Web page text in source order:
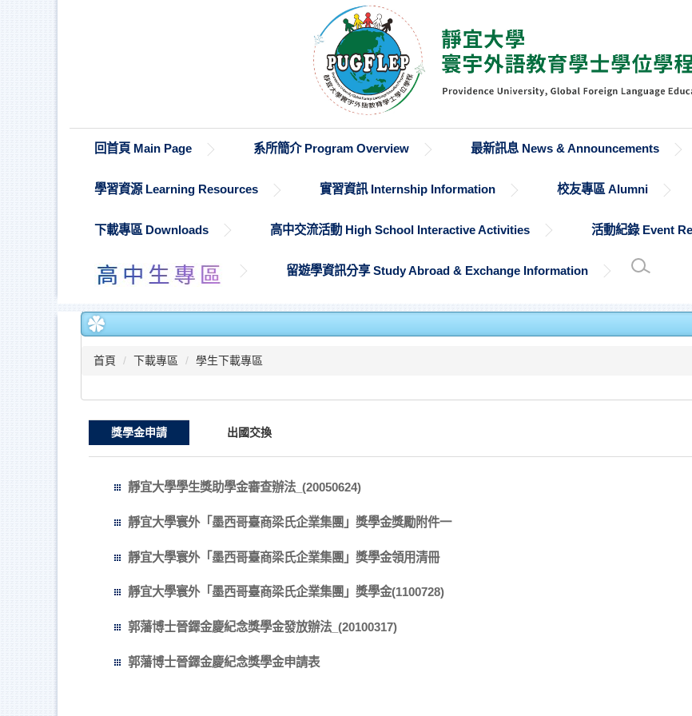
回首頁 Main Page 系所簡介 Program Overview 最新訊息 News & Announcements
學習資源 Learning Resources 實習資訊 Internship Information 校友專區 Alumni
下載專區 Downloads 高中交流活動 High School Interactive Activities 活動紀錄 Event
留遊學資訊分享 Study Abroad & Exchange Information
首頁 下載專區 學生下載專區
獎學金申請 出國交換
靜宜大學學生獎助學金審查辦法_(20050624)
靜宜大學寰外「墨西哥臺商梁氏企業集團」獎學金獎勵附件一
靜宜大學寰外「墨西哥臺商梁氏企業集團」獎學金領用清冊
靜宜大學寰外「墨西哥臺商梁氏企業集團」獎學金(1100728)
郭藩博士晉鐸金慶紀念獎學金發放辦法_(20100317)
郭藩博士晉鐸金慶紀念獎學金申請表